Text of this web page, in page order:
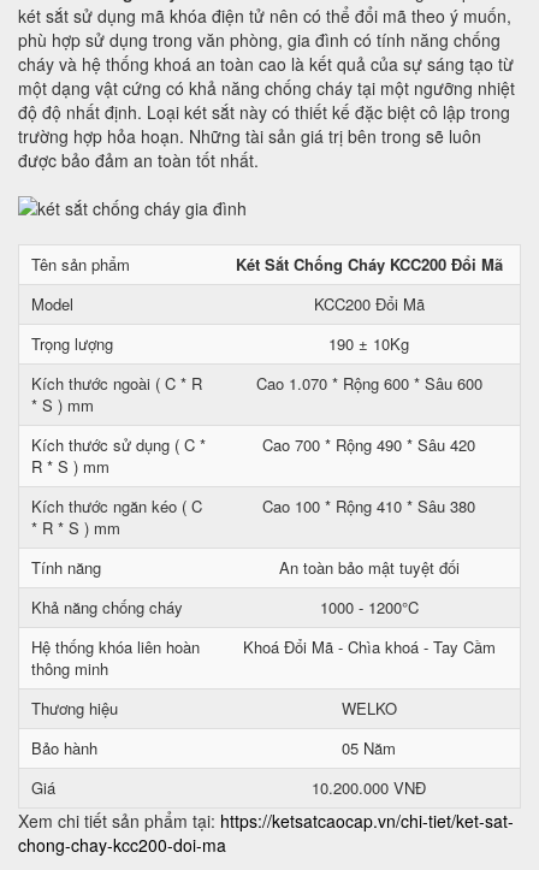
két sắt sử dụng mã khóa điện tử nên có thể đổi mã theo ý muốn,
phù hợp sử dụng trong văn phòng, gia đình có tính năng chống
cháy và hệ thống khoá an toàn cao là kết quả của sự sáng tạo từ
một dạng vật cứng có khả năng chống cháy tại một ngưỡng nhiệt
độ độ nhất định. Loại két sắt này có thiết kế đặc biệt cô lập trong
trường hợp hỏa hoạn. Những tài sản giá trị bên trong sẽ luôn
được bảo đảm an toàn tốt nhất.
Tên sản phẩm
Két Sắt Chống Cháy KCC200 Đổi Mã
Model
KCC200 Đổi Mã
Trọng lượng
190 ± 10Kg
Kích thước ngoài ( C * R
* S ) mm
Cao 1.070 * Rộng 600 * Sâu 600
Kích thước sử dụng ( C *
R * S ) mm
Cao 700 * Rộng 490 * Sâu 420
Kích thước ngăn kéo ( C
* R * S ) mm
Cao 100 * Rộng 410 * Sâu 380
Tính năng
An toàn bảo mật tuyệt đối
Khả năng chống cháy
1000 - 1200°C
Hệ thống khóa liên hoàn
thông minh
Khoá Đổi Mã - Chìa khoá - Tay Cầm
Thương hiệu
WELKO
Bảo hành
05 Năm
Giá
10.200.000 VNĐ
Xem chi tiết sản phẩm tại: https://ketsatcaocap.vn/chi-tiet/ket-sat-
chong-chay-kcc200-doi-ma